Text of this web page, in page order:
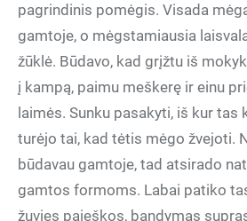
pagrindinis pomėgis. Visada
gamtoje, o mėgstamiausia
žūklė. Būdavo, kad grįžtu iš
į kampą, paimu meškerę ir einu
laimės. Sunku pasakyti, iš kur tas
turėjo tai, kad tėtis mėgo žvejoti.
būdavau gamtoje, tad atsirado
gamtos formoms. Labai patiko
žuvies paieškos, bandymas